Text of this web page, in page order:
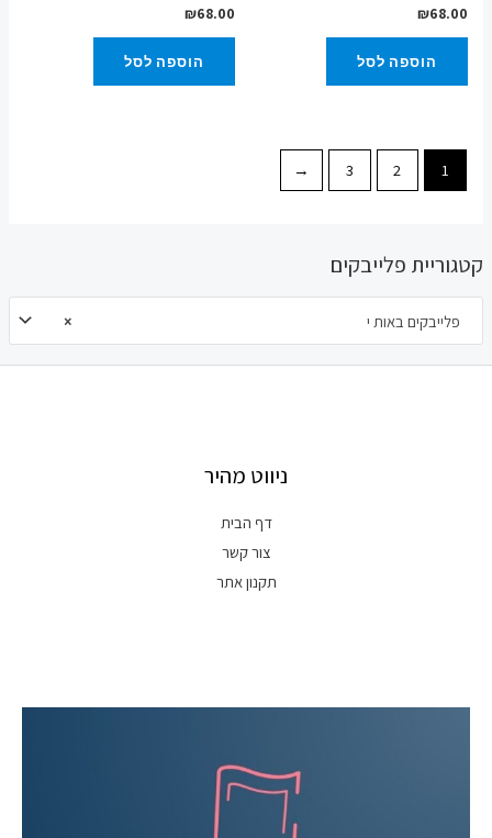
קטגוריית פלייבקים
× פלייבקים באות י
₪68.00
הוספה לסל
₪68.00
הוספה לסל
1
2
3
←
ניווט מהיר
דף הבית
צור קשר
תקנון אתר